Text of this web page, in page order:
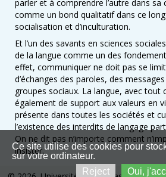
parler et à comprendre l’autre dans
comme un bond qualitatif dans ce
socialisation et d’inculturation.
Et l’un des savants en sciences
de la langue comme un des
effet, communiquer ne doit pas se
d’échanges des paroles, des
groupes sociaux. La langue, avec tout
également de support aux valeurs en
présente dans toutes les sociétés et
l’existence des interdits de langage
On ne dit pas n’importe comment
insister.
Ce site utilise des cookies pour
sur votre ordinateur.
Reject
Oui,